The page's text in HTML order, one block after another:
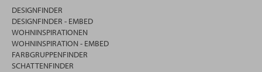
DESIGNFINDER
DESIGNFINDER - EMBED
WOHNINSPIRATIONEN
WOHNINSPIRATION - EMBED
FARBGRUPPENFINDER
SCHATTENFINDER